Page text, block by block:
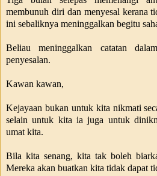
membunuh diri dan menyesal kerana
ini sebaliknya meninggalkan begitu
Beliau meninggalkan catatan
penyesalan.
Kawan kawan,
Kejayaan bukan untuk kita nikmati
selain untuk kita ia juga untuk
umat kita.
Bila kita senang, kita tak boleh
Mereka akan buatkan kita tidak dapat